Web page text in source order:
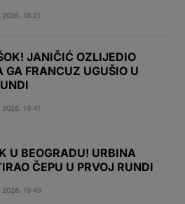
18:21
JANIČIĆ OZLIJEDIO
GA FRANCUZ UGUŠIO U
19:41
U BEOGRADU! URBINA
ČEPU U PRVOJ RUNDI
2026. 19:49